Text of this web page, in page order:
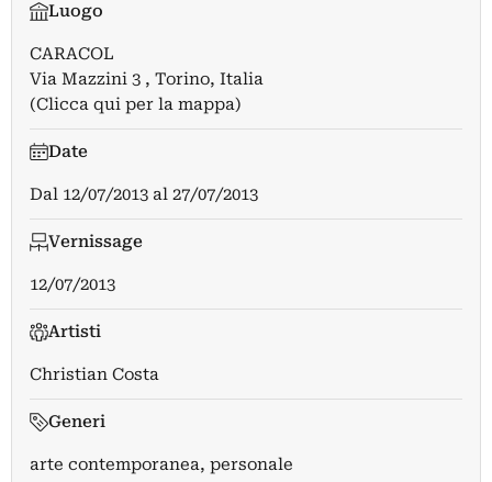
Luogo
CARACOL
Via Mazzini 3 , Torino, Italia
(Clicca qui per la mappa)
Date
Dal 12/07/2013 al 27/07/2013
Vernissage
12/07/2013
Artisti
Christian Costa
Generi
arte contemporanea, personale